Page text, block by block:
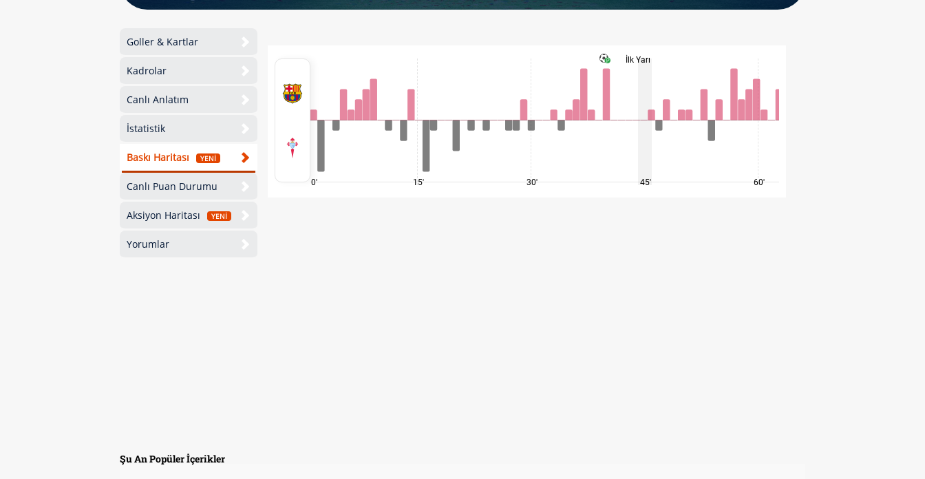
Goller & Kartlar
Kadrolar
Canlı Anlatım
İstatistik
Baskı Haritası YENİ
Canlı Puan Durumu
Aksiyon Haritası YENİ
Yorumlar
0' 15' 30'
İlk Yarı
45' 60'
Şu An Popüler İçerikler